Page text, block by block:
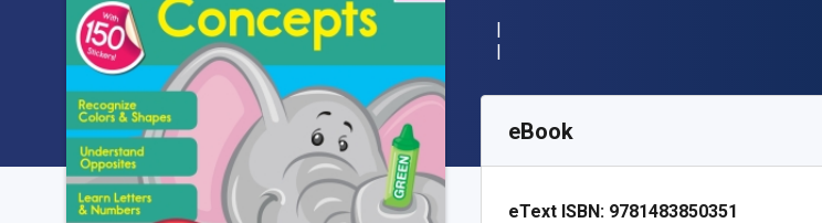
SKU:
eBook
eText ISBN: 9781483850351